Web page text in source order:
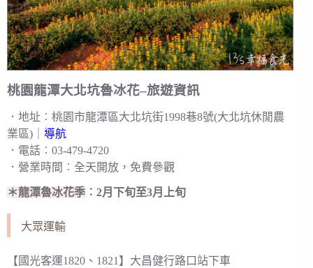
桃園龍潭大北坑魯冰花–旅遊資訊
．地址︰桃園市龍潭區大北坑街1998巷8號(大北坑休閒農
業區)｜ 導航
．電話︰03-479-4720
．營業時間︰全天開放，免費參觀
＊龍潭魯冰花季 ︰2月下旬至3月上旬
大眾運輸
【國光客運1820、1821】大昌健行路口站下車